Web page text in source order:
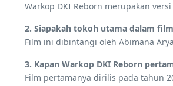
Warkop DKI Reborn merupakan
2. Siapakah tokoh utama dalam
Film ini dibintangi oleh Abimana
3. Kapan Warkop DKI Reborn
Film pertamanya dirilis pada tahun